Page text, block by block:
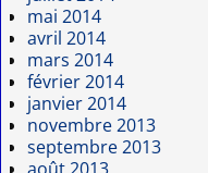
mai 2014
avril 2014
mars 2014
février 2014
janvier 2014
novembre 2013
septembre 2013